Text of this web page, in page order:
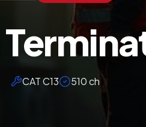
CAT C13 510 ch